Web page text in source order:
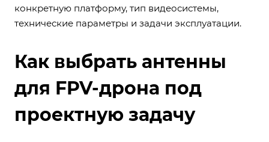
конкретную платформу, тип видеосистемы,
технические параметры и задачи эксплуатации.
Как выбрать антенны
для FPV-дрона под
проектную задачу